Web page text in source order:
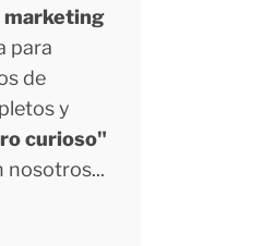
marketing
para
de
y
curioso"
nosotros...